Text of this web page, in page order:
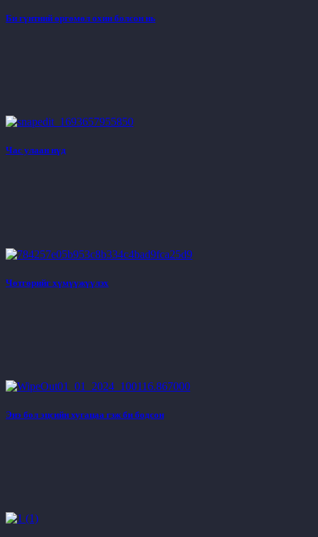
Би гүнтний өргөмөл охин болсон нь
Час улаан нүд
Чөтгөрийг хүмүүжүүлэх
Энэ бол эцсийн хугацаа гэж би бодсон